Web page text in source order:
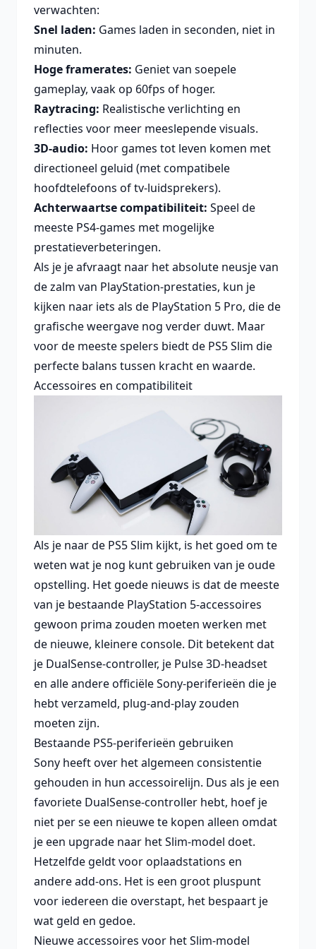
verwachten:
Snel laden: Games laden in seconden, niet in
minuten.
Hoge framerates: Geniet van soepele
gameplay, vaak op 60fps of hoger.
Raytracing: Realistische verlichting en
reflecties voor meer meeslepende visuals.
3D-audio: Hoor games tot leven komen met
directioneel geluid (met compatibele
hoofdtelefoons of tv-luidsprekers).
Achterwaartse compatibiliteit: Speel de
meeste PS4-games met mogelijke
prestatieverbeteringen.
Als je je afvraagt naar het absolute neusje van
de zalm van PlayStation-prestaties, kun je
kijken naar iets als de PlayStation 5 Pro, die de
grafische weergave nog verder duwt. Maar
voor de meeste spelers biedt de PS5 Slim die
perfecte balans tussen kracht en waarde.
Accessoires en compatibiliteit
Als je naar de PS5 Slim kijkt, is het goed om te
weten wat je nog kunt gebruiken van je oude
opstelling. Het goede nieuws is dat de meeste
van je bestaande PlayStation 5-accessoires
gewoon prima zouden moeten werken met
de nieuwe, kleinere console. Dit betekent dat
je DualSense-controller, je Pulse 3D-headset
en alle andere officiële Sony-periferieën die je
hebt verzameld, plug-and-play zouden
moeten zijn.
Bestaande PS5-periferieën gebruiken
Sony heeft over het algemeen consistentie
gehouden in hun accessoirelijn. Dus als je een
favoriete DualSense-controller hebt, hoef je
niet per se een nieuwe te kopen alleen omdat
je een upgrade naar het Slim-model doet.
Hetzelfde geldt voor oplaadstations en
andere add-ons. Het is een groot pluspunt
voor iedereen die overstapt, het bespaart je
wat geld en gedoe.
Nieuwe accessoires voor het Slim-model